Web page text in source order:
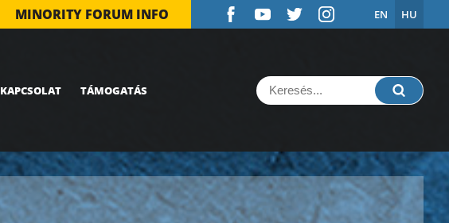
MINORITY FORUM INFO EN HU
KAPCSOLAT TÁMOGATÁS